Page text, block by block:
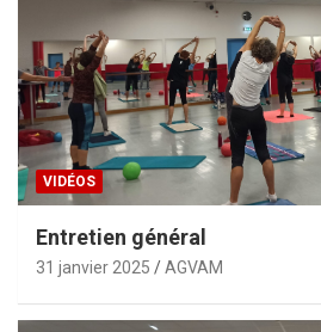
VIDÉOS
Entretien général
31 janvier 2025 AGVAM